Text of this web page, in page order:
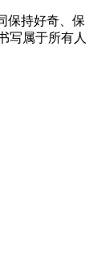
保持好奇、保
写属于所有人